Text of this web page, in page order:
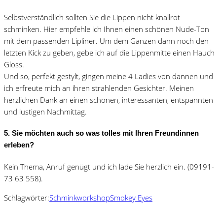
Selbstverständlich sollten Sie die Lippen nicht knallrot
schminken. Hier empfehle ich Ihnen einen schönen Nude-Ton
mit dem passenden Lipliner. Um dem Ganzen dann noch den
letzten Kick zu geben, gebe ich auf die Lippenmitte einen Hauch
Gloss.
Und so, perfekt gestylt, gingen meine 4 Ladies von dannen und
ich erfreute mich an ihren strahlenden Gesichter. Meinen
herzlichen Dank an einen schönen, interessanten, entspannten
und lustigen Nachmittag.
5. Sie möchten auch so was tolles mit Ihren Freundinnen
erleben?
Kein Thema, Anruf genügt und ich lade Sie herzlich ein. (09191-
73 63 558).
Schlagwörter:SchminkworkshopSmokey Eyes